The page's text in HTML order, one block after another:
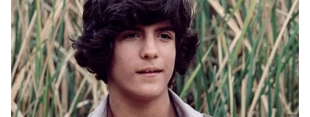
DOWNLOAD APP
RECOMMENDED STORIES